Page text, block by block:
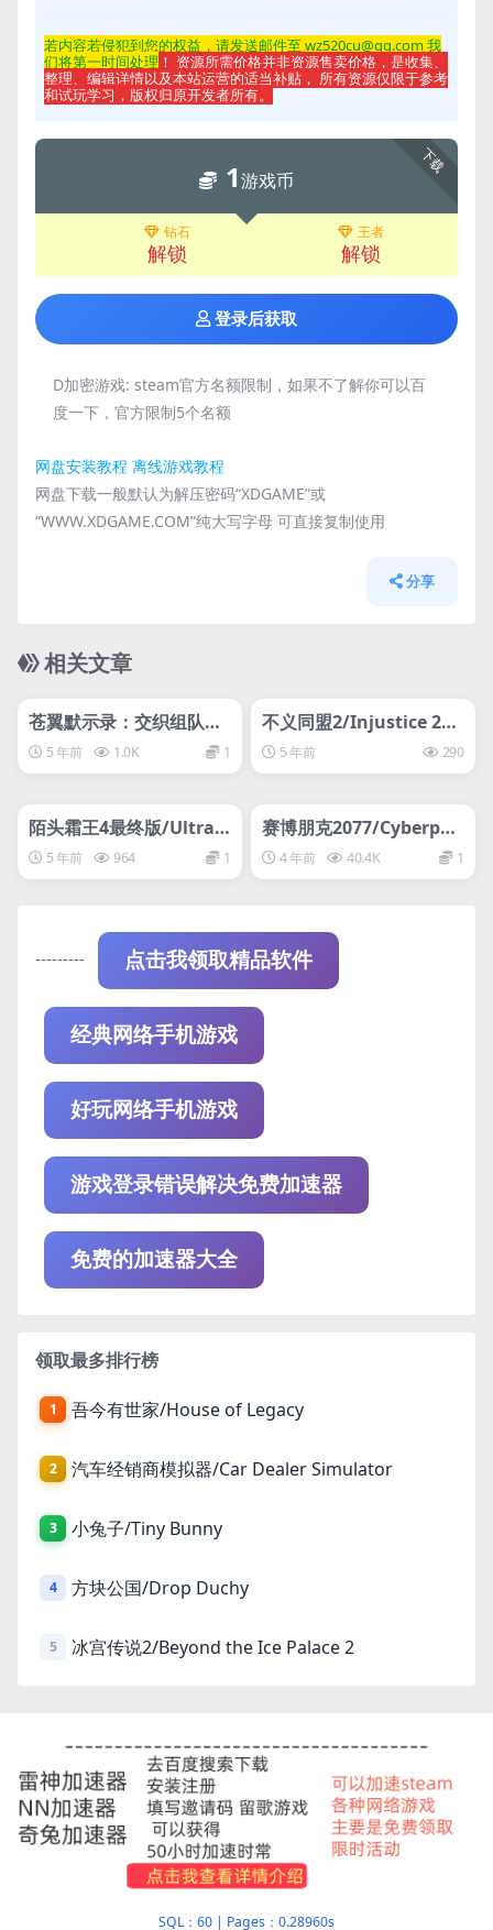
若内容若侵犯到您的权益，请发送邮件至 wz520cu@qq.com 我
们将第一时间处理 ！ 资源所需价格并非资源售卖价格，是收集、
整理、编辑详情以及本站运营的适当补贴， 所有资源仅限于参考
和试玩学习，版权归原开发者所有。
下载
1游戏币
钻石
解锁
王者
解锁
登录后获取
D加密游戏: steam官方名额限制，如果不了解你可以百
度一下，官方限制5个名额
网盘安装教程 离线游戏教程
网盘下载一般默认为解压密码“XDGAME”或
“WWW.XDGAME.COM”纯大写字母 可直接复制使用
分享
相关文章
网盘下载游戏
苍翼默示录：交织组队战/
BlazBlue: Cross Tag Ba
ttle
5 年前 1.0K 1
网盘下载游戏
不义同盟2/Injustice 2
（传奇版-v20211104-集
成DLC ）
5 年前 290
网盘下载游戏
陌头霜王4最终版/Ultra S
treet Fighter IV(v1.05)
5 年前 964 1
网盘下载游戏
赛博朋克2077/Cyberpun
k 2077
4 年前 40.4K 1
--------- 点击我领取精品软件
经典网络手机游戏
好玩网络手机游戏
游戏登录错误解决免费加速器
免费的加速器大全
领取最多排行榜
1 吾今有世家/House of Legacy
2 汽车经销商模拟器/Car Dealer Simulator
3 小兔子/Tiny Bunny
4 方块公国/Drop Duchy
5 冰宫传说2/Beyond the Ice Palace 2
SQL：60 | Pages：0.28960s